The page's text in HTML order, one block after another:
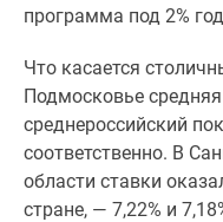
комнатные
комнатные
Квартиры
карте
Ипотечный
программа под 2%
Что касается
Подмосковье
среднероссийский
соответственно. В
области ставки
стране, — 7,22% и